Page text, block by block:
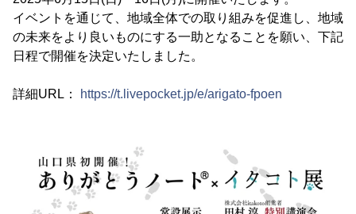
イベントを通じて、地域全体での取り組みを促進し、地域
の未来をより良いものにする一助となることを願い、下記
日程で開催を決定いたしました。
詳細URL： https://t.livepocket.jp/e/arigato-fpoen